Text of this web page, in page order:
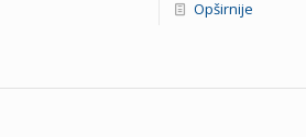
Opširnije